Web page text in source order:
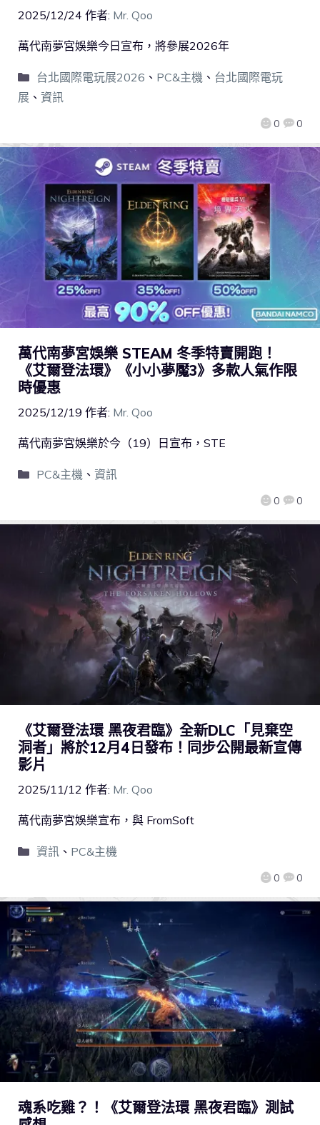
2025/12/24 作者: Mr. Qoo
0 0
萬代南夢宮娛樂今日宣布，將參展2026年
台北國際電玩展2026 、 PC&主機 、 台北國際電玩
展 、 資訊
萬代南夢宮娛樂 STEAM 冬季特賣開跑！
《艾爾登法環》《小小夢魘3》多款人氣作限
時優惠
2025/12/19 作者: Mr. Qoo
0 0
萬代南夢宮娛樂於今（19）日宣布，STE
PC&主機 、 資訊
《艾爾登法環 黑夜君臨》全新DLC「見棄空
洞者」將於12月4日發布！同步公開最新宣傳
影片
2025/11/12 作者: Mr. Qoo
0 0
萬代南夢宮娛樂宣布，與 FromSoft
資訊、 PC&主機
魂系吃雞？！《艾爾登法環 黑夜君臨》測試